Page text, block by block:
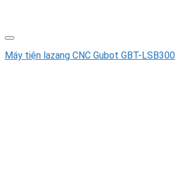
Máy tiện lazang CNC Gubot GBT-LSB300